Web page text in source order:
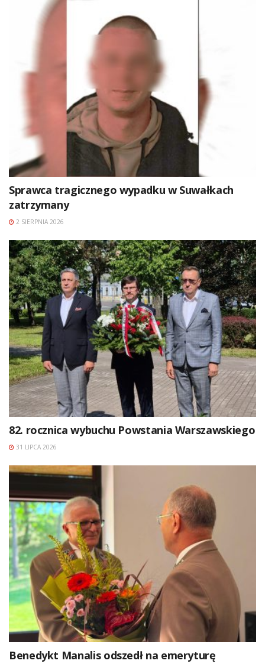
Sprawca tragicznego wypadku w Suwałkach
zatrzymany
2 SIERPNIA 2026
82. rocznica wybuchu Powstania Warszawskiego
31 LIPCA 2026
Benedykt Manalis odszedł na emeryturę